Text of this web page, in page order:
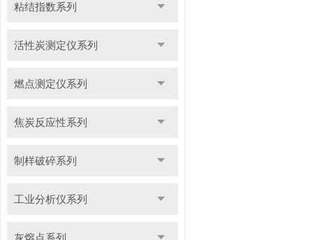
粘结指数系列
活性炭测定仪系列
燃点测定仪系列
焦炭反应性系列
制样破碎系列
工业分析仪系列
灰熔点系列